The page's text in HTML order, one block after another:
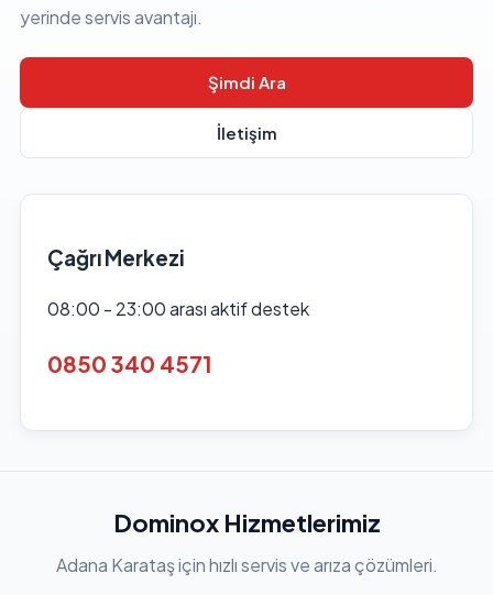
yerinde servis avantajı.
Şimdi Ara
İletişim
Çağrı Merkezi
08:00 - 23:00 arası aktif destek
0850 340 4571
Dominox Hizmetlerimiz
Adana Karataş için hızlı servis ve arıza çözümleri.